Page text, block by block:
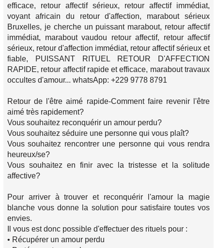
efficace, retour affectif sérieux, retour affectif immédiat,
voyant africain du retour d'affection, marabout sérieux
Bruxelles, je cherche un puissant marabout, retour affectif
immédiat, marabout vaudou retour affectif, retour affectif
sérieux, retour d'affection immédiat, retour affectif sérieux et
fiable, PUISSANT RITUEL RETOUR D'AFFECTION
RAPIDE, retour affectif rapide et efficace, marabout travaux
occultes d'amour... whatsApp: +229 9778 8791
Retour de l'être aimé rapide-Comment faire revenir l'être
aimé très rapidement?
Vous souhaitez reconquérir un amour perdu?
Vous souhaitez séduire une personne qui vous plaît?
Vous souhaitez rencontrer une personne qui vous rendra
heureux/se?
Vous souhaitez en finir avec la tristesse et la solitude
affective?
Pour arriver à trouver et reconquérir l'amour la magie
blanche vous donne la solution pour satisfaire toutes vos
envies.
Il vous est donc possible d'effectuer des rituels pour :
• Récupérer un amour perdu